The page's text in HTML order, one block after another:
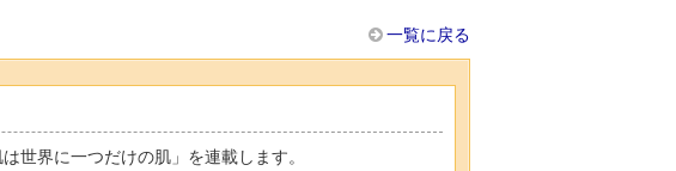
一覧に戻る
世界に一つだけの肌」を連載します。